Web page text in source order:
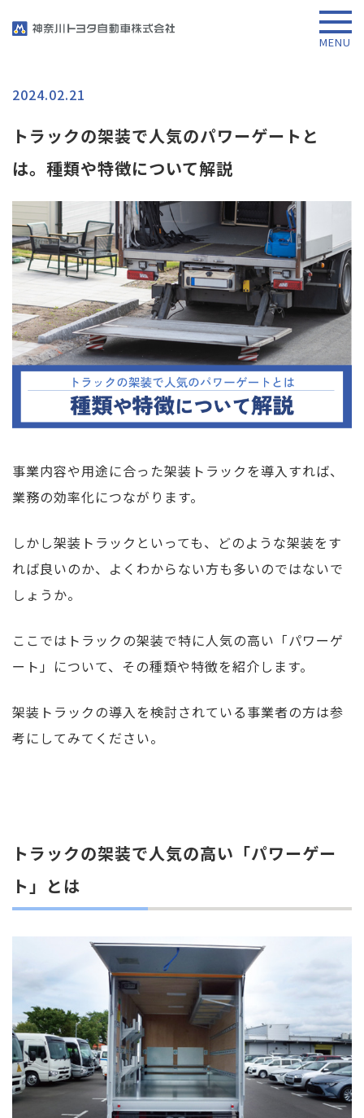
2024.02.21
トラックの架装で人気のパワーゲートと
は。種類や特徴について解説
事業内容や用途に合った架装トラックを導入すれば、
業務の効率化につながります。
しかし架装トラックといっても、どのような架装をす
れば良いのか、よくわからない方も多いのではないで
しょうか。
ここではトラックの架装で特に人気の高い「パワーゲ
ート」について、その種類や特徴を紹介します。
架装トラックの導入を検討されている事業者の方は参
考にしてみてください。
トラックの架装で人気の高い「パワーゲー
ト」とは